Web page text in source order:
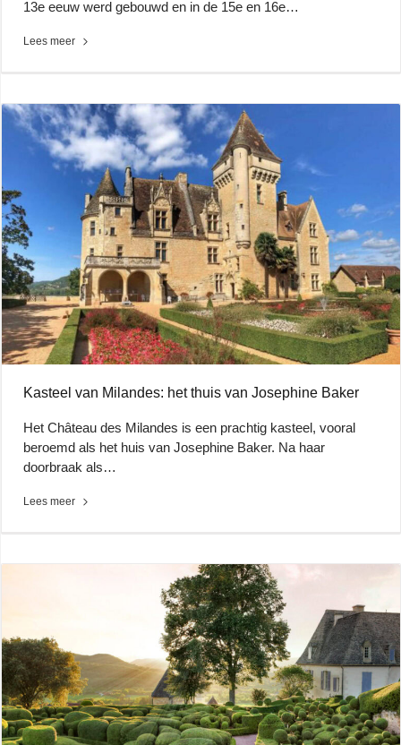
13e eeuw werd gebouwd en in de 15e en 16e…
Lees meer
Kasteel van Milandes: het thuis van Josephine Baker
Het Château des Milandes is een prachtig kasteel, vooral
beroemd als het huis van Josephine Baker. Na haar
doorbraak als…
Lees meer